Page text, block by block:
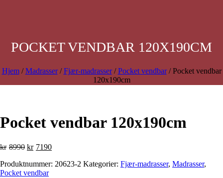
POCKET VENDBAR 120X190CM
Hjem/Madrasser/Fjær-madrasser/Pocket vendbar/ Pocket vendbar
120x190cm
Pocket vendbar 120x190cm
kr 8990 Opprinnelig
var:
kr8990.
kr 7190Nåværende
er:
Produktnummer: 20623-2 Kategorier: Fjær-madrasser, Madrasser,
Pocket vendbar